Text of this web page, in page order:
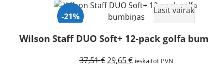
-21%
Lasīt vairāk
Wilson Staff DUO Soft+ 12-pack golfa
37,51€ Original
29,65€Current
ieskaitot PVN